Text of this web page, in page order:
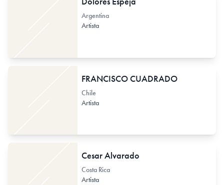
Argentina
Artista
FRANCISCO CUADRADO
Chile
Artista
Cesar Alvarado
Costa Rica
Artista